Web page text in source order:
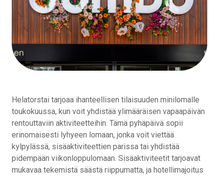
Helatorstai tarjoaa ihanteellisen tilaisuuden minilomalle
toukokuussa, kun voit yhdistää ylimääräisen vapaapäivän
rentouttaviin aktiviteetteihin. Tämä pyhäpäivä sopii
erinomaisesti lyhyeen lomaan, jonka voit viettää
kylpylässä, sisäaktiviteettien parissa tai yhdistää
pidempään viikonloppulomaan. Sisäaktiviteetit tarjoavat
mukavaa tekemistä säästä riippumatta, ja hotellimajoitus